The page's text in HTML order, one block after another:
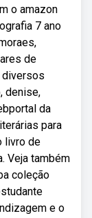
o amazon
7 ano
de
diversos
denise,
da
para
livro de
Veja também
coleção
e o